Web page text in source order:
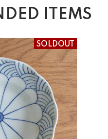
ITEMS
SOLDOUT